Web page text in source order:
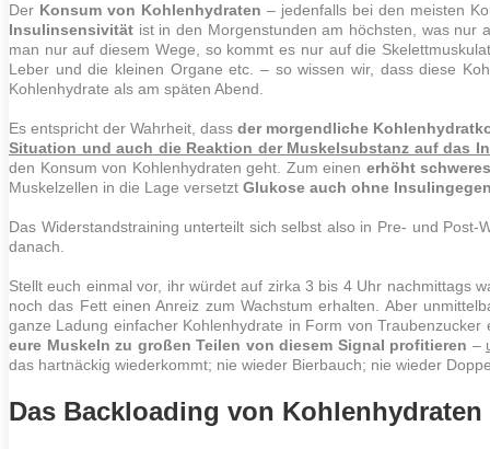
Der Konsum von Kohlenhydraten – jedenfalls bei den meisten
Insulinsensivität ist in den Morgenstunden am höchsten, was nur
man nur auf diesem Wege, so kommt es nur auf die
Leber und die kleinen Organe etc. – so wissen wir, dass diese
Kohlenhydrate als am späten Abend.
Es entspricht der Wahrheit, dassder morgendliche
Situation und auch die Reaktion der Muskelsubstanz auf das
den Konsum von Kohlenhydraten geht. Zum einen erhöht schweres
Muskelzellen in die Lage versetzt Glukose auch ohne
Das Widerstandstraining unterteilt sich selbst also in Pre- und Post-
danach.
Stellt euch einmal vor, ihr würdet auf zirka 3 bis 4 Uhr nachmittags
noch das Fetteinen Anreiz zum Wachstum erhalten. Aber
ganze Ladung einfacher Kohlenhydrate in Form von
eure Muskeln zu großen Teilen von diesem Signal profitieren –
das hartnäckig wiederkommt; nie wieder Bierbauch; nie wieder
Das Backloading von